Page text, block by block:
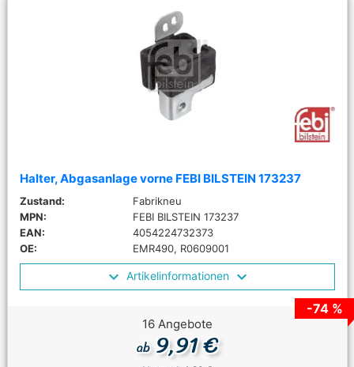
Halter, Abgasanlage vorne FEBI BILSTEIN 173237
Zustand:
Fabrikneu
MPN:
FEBI BILSTEIN 173237
EAN:
4054224732373
OE:
EMR490, R0609001
Artikelinformationen
-74 %
16 Angebote
ab9,91 €